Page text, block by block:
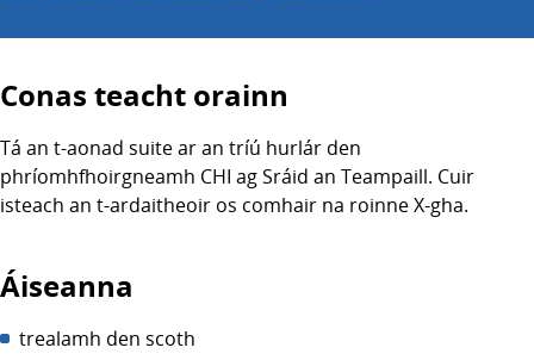
Conas teacht orainn
Tá an t-aonad suite ar an tríú hurlár den
phríomhfhoirgneamh CHI ag Sráid an Teampaill. Cuir
isteach an t-ardaitheoir os comhair na roinne X-gha.
Áiseanna
trealamh den scoth